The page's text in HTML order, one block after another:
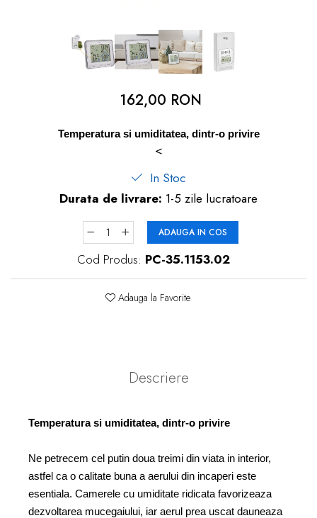
Produse îngrijire copii
162,00 RON
Temperatura si umiditatea, dintr-o privire
<
In Stoc
Durata de livrare: 1-5 zile lucratoare
ADAUGA IN COS
Cod Produs: PC-35.1153.02
Adauga la Favorite
Descriere
Temperatura si umiditatea, dintr-o privire
Ne petrecem cel putin doua treimi din viata in interior,
astfel ca o calitate buna a aerului din incaperi este
esentiala. Camerele cu umiditate ridicata favorizeaza
dezvoltarea mucegaiului, iar aerul prea uscat dauneaza